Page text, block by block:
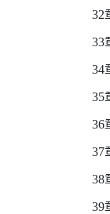
32
33
34
35
36
37
38
39